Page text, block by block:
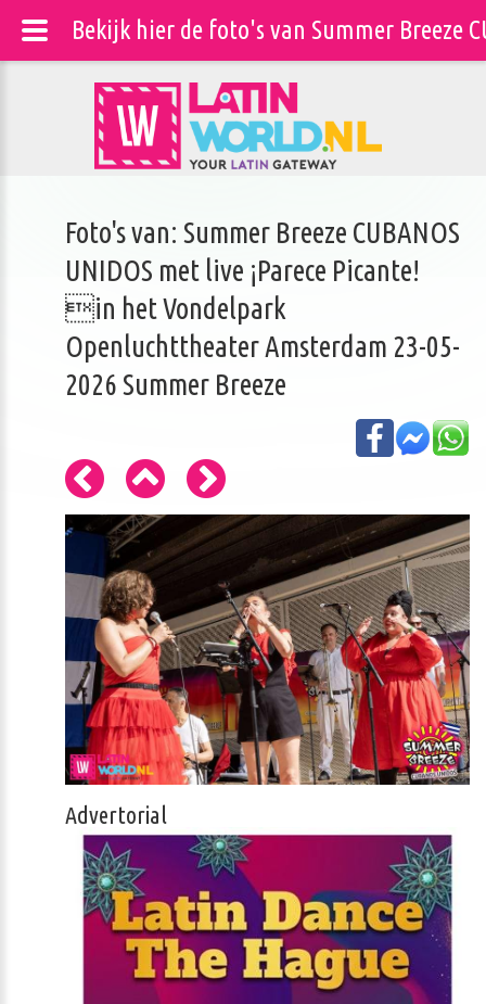
Foto's van: Summer Breeze CUBANOS
UNIDOS met live ¡Parece Picante!
in het Vondelpark
Openluchttheater Amsterdam 23-05-
2026 Summer Breeze
Advertorial
Bekijk hier de foto's van Summer Breeze